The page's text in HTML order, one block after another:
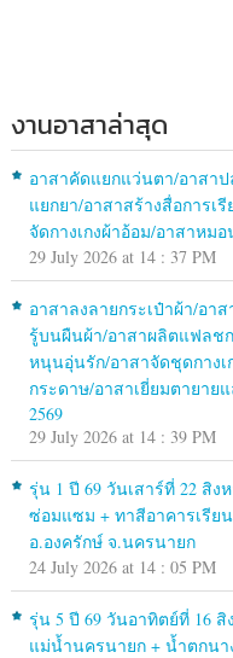
งานอาสาล่าสุด
อาสาคัดแยกแว่นตา/อาสา
แยกยา/อาสาสร้างสื่อการ
จัดกางเกงผ้าอ้อม/อาสาหม
29 July 2026 at 14 : 37 PM
อาสาลงลายกระเป๋าผ้า/อา
รู้บนผืนผ้า/อาสาผลิตแฟลช
หนุนอุ่นรัก/อาสาจัดชุดกาง
กระดาษ/อาสาเยี่ยมตายาย
2569
29 July 2026 at 14 : 39 PM
รุ่น 1 ปี 69 วันเสาร์ที่ 22 สิ
ซ่อมแซม + ทาสีอาคารเรีย
อ.องครักษ์ จ.นครนายก
24 July 2026 at 14 : 05 PM
รุ่น 5 ปี 69 วันอาทิตย์ที่ 16 สิ
แม่น้ำนครนายก + น้ำตกนา